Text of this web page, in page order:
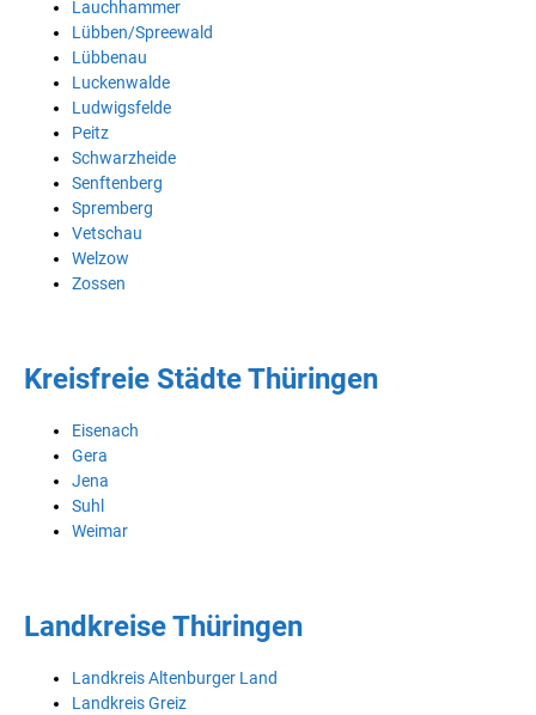
Lauchhammer
Lübben/Spreewald
Lübbenau
Luckenwalde
Ludwigsfelde
Peitz
Schwarzheide
Senftenberg
Spremberg
Vetschau
Welzow
Zossen
Kreisfreie Städte Thüringen
Eisenach
Gera
Jena
Suhl
Weimar
Landkreise Thüringen
Landkreis Altenburger Land
Landkreis Greiz